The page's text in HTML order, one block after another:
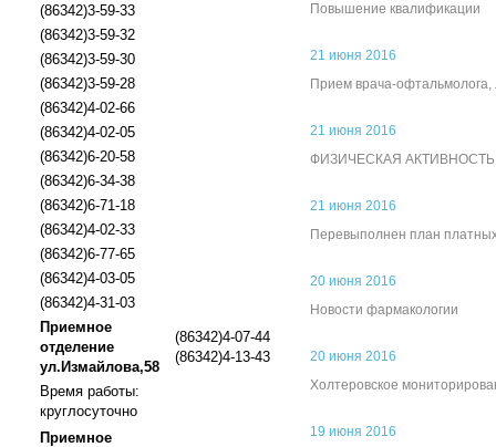
(86342)3-59-33
(86342)3-59-32
(86342)3-59-30
(86342)3-59-28
(86342)4-02-66
(86342)4-02-05
(86342)6-20-58
(86342)6-34-38
(86342)6-71-18
(86342)4-02-33
(86342)6-77-65
(86342)4-03-05
(86342)4-31-03
Приемное
отделение
ул.Измайлова,58
(86342)4-07-44
(86342)4-13-43
Время работы:
круглосуточно
Приемное
Повышение квалификации
21 июня 2016
Прием врача-офтальмолога,
21 июня 2016
ФИЗИЧЕСКАЯ
21 июня 2016
Перевыполнен план
20 июня 2016
Новости фармакологии
20 июня 2016
Холтеровское
19 июня 2016